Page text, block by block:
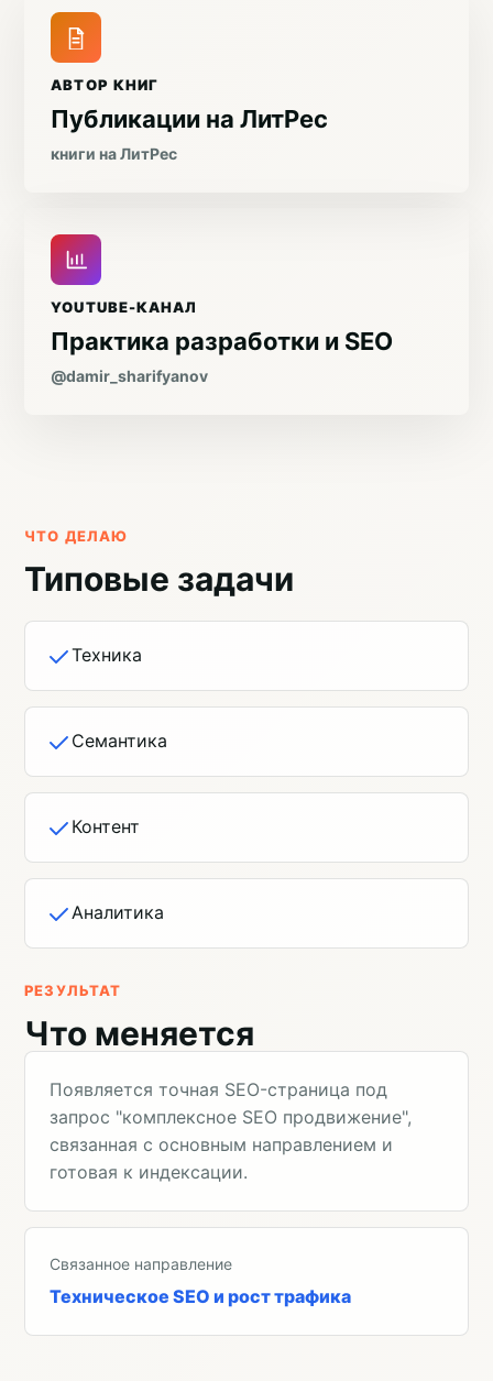
АВТОР КНИГ
Публикации на ЛитРес
книги на ЛитРес
YOUTUBE-КАНАЛ
Практика разработки и SEO
@damir_sharifyanov
ЧТО ДЕЛАЮ
Типовые задачи
Техника
Семантика
Контент
Аналитика
РЕЗУЛЬТАТ
Что меняется
Появляется точная SEO-страница под
запрос "комплексное SEO продвижение",
связанная с основным направлением и
готовая к индексации.
Связанное направление
Техническое SEO и рост трафика